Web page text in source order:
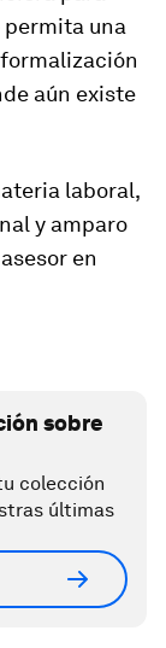
una
aún existe
laboral,
y amparo
en
sobre
colección
últimas